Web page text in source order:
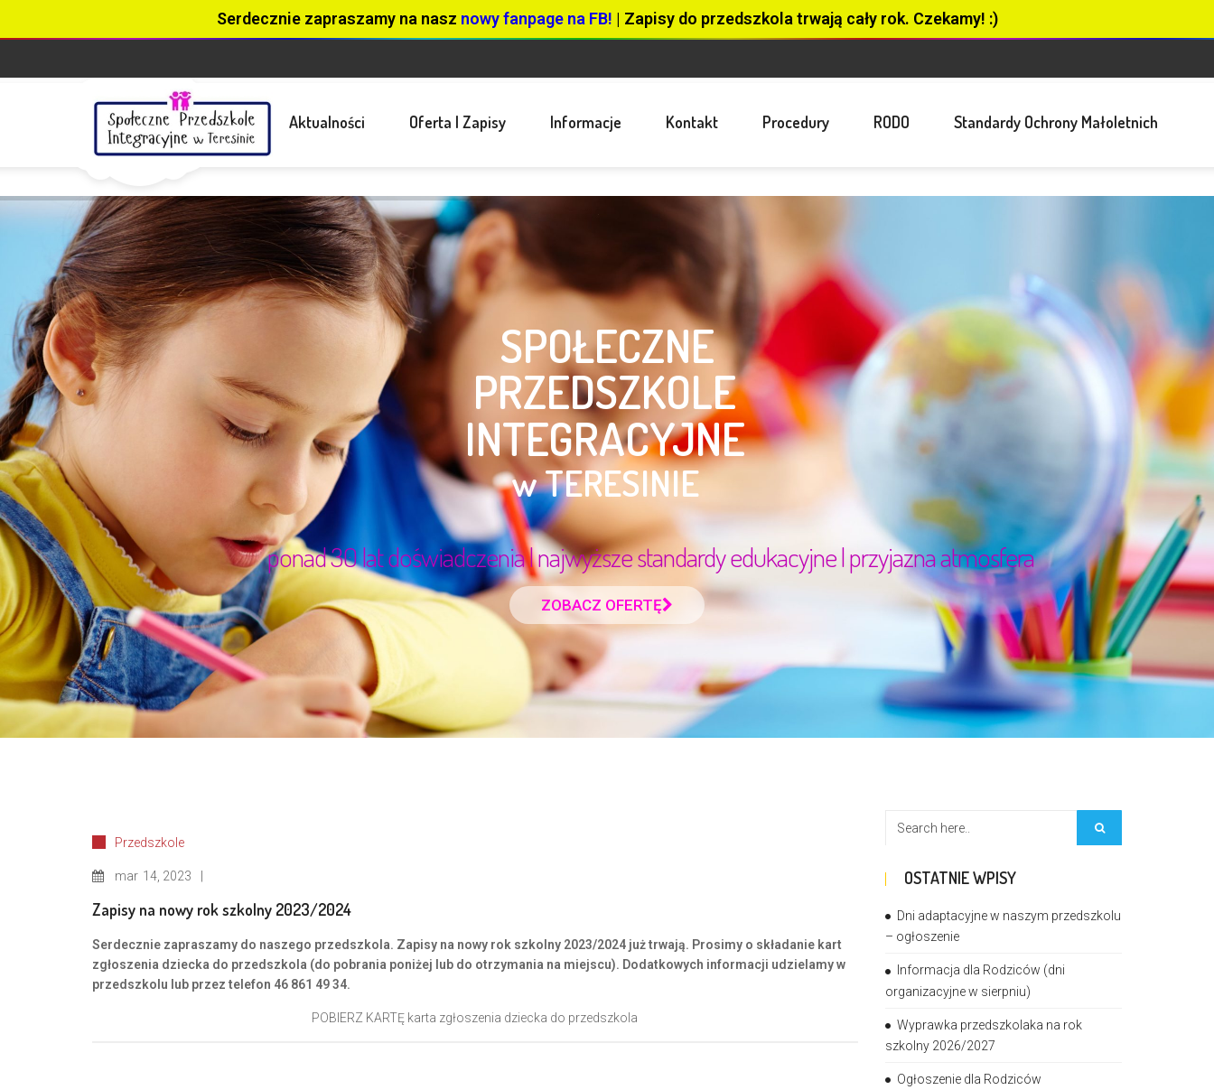
Serdecznie zapraszamy na nasz nowy fanpage na FB! | Zapisy do przedszkola trwają cały rok. Czekamy! :)
Aktualności Oferta I Zapisy Informacje Kontakt Procedury RODO Standardy Ochrony Małoletnich
Przedszkole
mar 14, 2023
Zapisy na nowy rok szkolny 2023/2024
Serdecznie zapraszamy do naszego przedszkola. Zapisy na nowy rok szkolny 2023/2024 już trwają. Prosimy o składanie kart
zgłoszenia dziecka do przedszkola (do pobrania poniżej lub do otrzymania na miejscu). Dodatkowych informacji udzielamy w
przedszkolu lub przez telefon 46 861 49 34.
POBIERZ KARTĘ karta zgłoszenia dziecka do przedszkola
OSTATNIE WPISY
Dni adaptacyjne w naszym przedszkolu
– ogłoszenie
Informacja dla Rodziców (dni
organizacyjne w sierpniu)
Wyprawka przedszkolaka na rok
szkolny 2026/2027
Ogłoszenie dla Rodziców